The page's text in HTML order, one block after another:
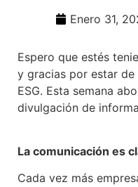
Enero 31,
Espero que estés
y gracias por estar
ESG. Esta semana
divulgación de
La comunicación es
Cada vez más